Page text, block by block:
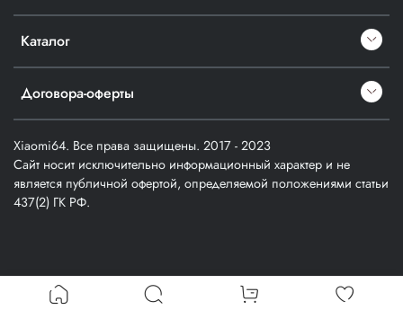
Каталог
Договора-оферты
Xiaomi64. Все права защищены. 2017 - 2023
Сайт носит исключительно информационный характер и не
является публичной офертой, определяемой положениями статьи
437(2) ГК РФ.
Verification: a1cfd914357403f3